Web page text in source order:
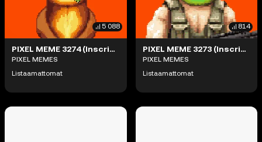
5 088
PIXEL MEME 3274 (Inscription #10361771)
PIXEL MEMES
Listaamattomat
814
PIXEL MEME 3273 (Inscription #10360418)
PIXEL MEMES
Listaamattomat